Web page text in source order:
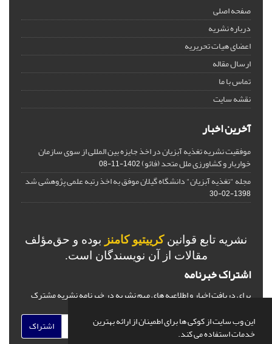
این وب سایت از کوکی ها برای اطمینان از ارائه بهترین
خدمات استفاده می کند.
صفحه اصلی
درباره نشریه
اعضای هیات تحریریه
ارسال مقاله
تماس با ما
نقشه سایت
آخرین اخبار
موفقیت نشریه تغذیه آبزیان در اخذ جایزه بین المللی از سوی سازمان
خواربار و کشاورزی ملل متحد (فائو)1402-11-08
مجله "تغذیه آبزیان" دانشگاه گیلان موفق به اخذ رتبه علمی پژوهشی شد
1398-02-30
نشریه تابع قوانینکرییتیو کامنز بوده و حق‌مؤلف
مقالات از آن نویسندگان است.
اشتراک خبرنامه
برای دریافت اخبار و اطلاعیه های مهم نشریه در خبرنامه نشریه مشترک
اشتراک